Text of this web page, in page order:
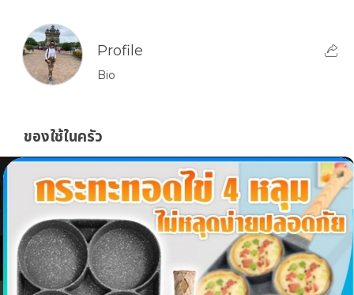
Profile
Bio
ของใช้ในครัว